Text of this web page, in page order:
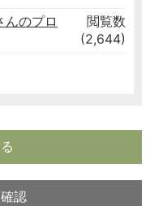
んのプロ
閲覧数
(2,644)
認